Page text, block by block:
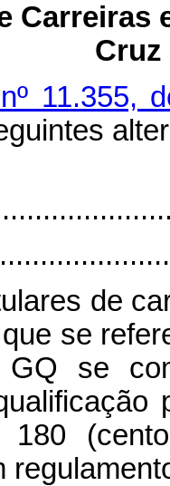
Carreiras
Cruz
11.355,
de
se
se
180